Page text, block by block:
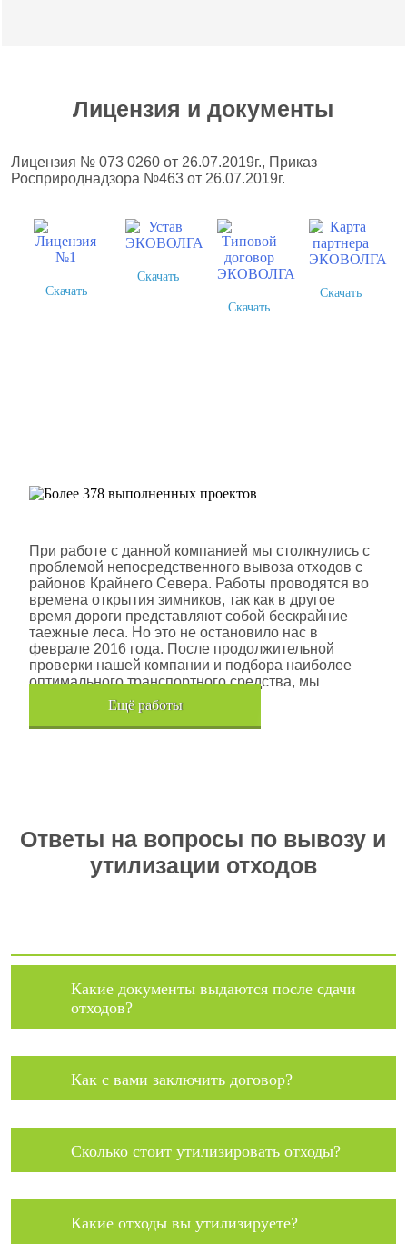
Лицензия и документы
Лицензия № 073 0260 от 26.07.2019г., Приказ
Росприроднадзора №463 от 26.07.2019г.
Скачать
Скачать
Скачать
Скачать
При работе с данной компанией мы столкнулись с
проблемой непосредственного вывоза отходов с
районов Крайнего Севера. Работы проводятся во
времена открытия зимников, так как в другое
время дороги представляют собой бескрайние
таежные леса. Но это не остановило нас в
феврале 2016 года. После продолжительной
проверки нашей компании и подбора наиболее
оптимального транспортного средства, мы
помогли данной компании.
Eщё работы
Ответы на вопросы по вывозу и
утилизации отходов
Какие документы выдаются после сдачи
отходов?
Как с вами заключить договор?
Сколько стоит утилизировать отходы?
Какие отходы вы утилизируете?